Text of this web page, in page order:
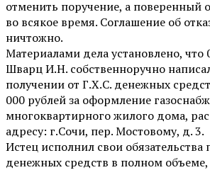
отменить поручение, а поверенный
во всякое время. Соглашение об
ничтожно.
Материалами дела установлено, что
Шварц И.Н. собственноручно
получении от Г.Х.С. денежных
000 рублей за оформление
многоквартирного жилого дома,
адресу: г.Сочи, пер. Мостовому, д. 3.
Истец исполнил свои обязательства
денежных средств в полном объеме,